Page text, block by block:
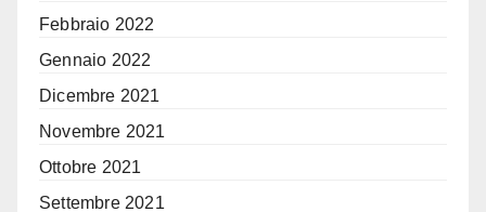
Febbraio 2022
Gennaio 2022
Dicembre 2021
Novembre 2021
Ottobre 2021
Settembre 2021